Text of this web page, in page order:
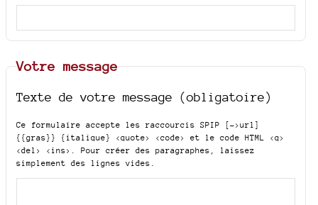
Votre message
Texte de votre message (obligatoire)
Ce formulaire accepte les raccourcis SPIP
[->url]
{{gras}} {italique} <quote> <code>
et le code HTML <q>
<del> <ins>
. Pour créer des paragraphes, laissez
simplement des lignes vides.